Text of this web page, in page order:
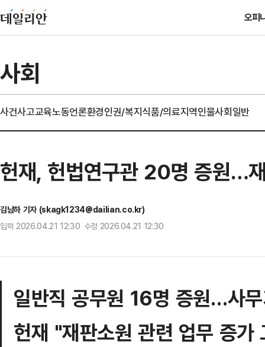
오피
사회
사건사고교육노동언론환경인권/복지식품/의료지역인물사회일반
헌재, 헌법연구관 20명 증원…
김남하 기자 (skagk1234@dailian.co.kr)
입력 2026.04.21 12:30 수정 2026.04.21 12:30
일반직 공무원 16명 증원…사
헌재 "재판소원 관련 업무 증가